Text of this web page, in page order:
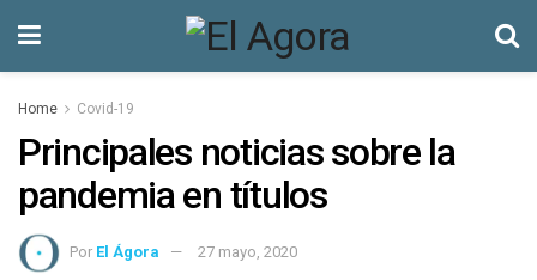
Home Covid-19
Principales noticias sobre la
pandemia en títulos
Por El Ágora 27 mayo, 2020